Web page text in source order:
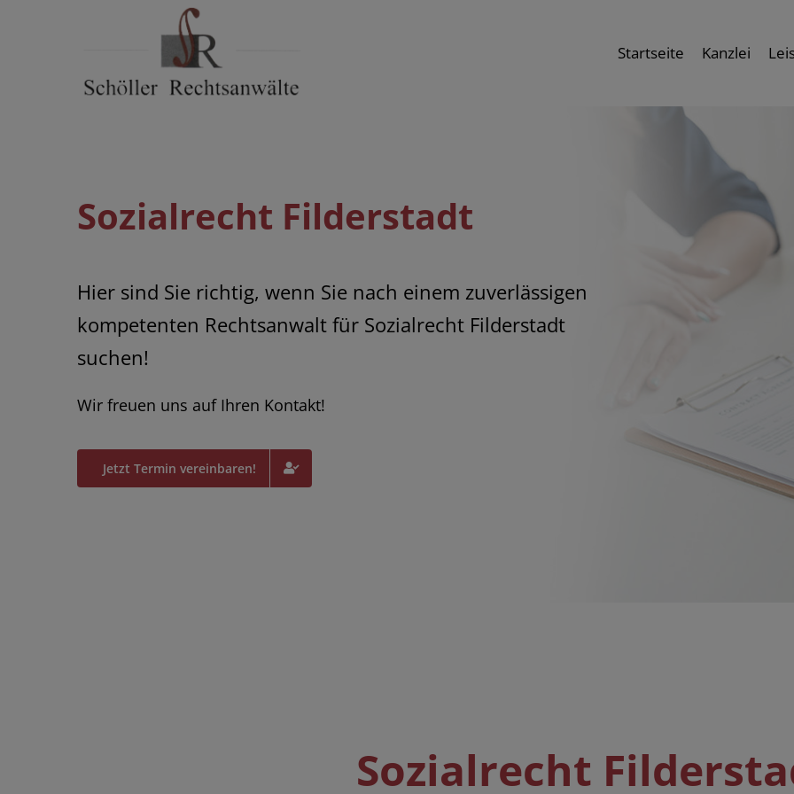
Startseite Kanzlei
Sozialrecht Filderstadt
Hier sind Sie richtig, wenn Sie nach einem zuverlässigen
kompetenten Rechtsanwalt für Sozialrecht Filderstadt
suchen!
Wir freuen uns auf Ihren Kontakt!
Jetzt Termin vereinbaren!
Sozialrecht